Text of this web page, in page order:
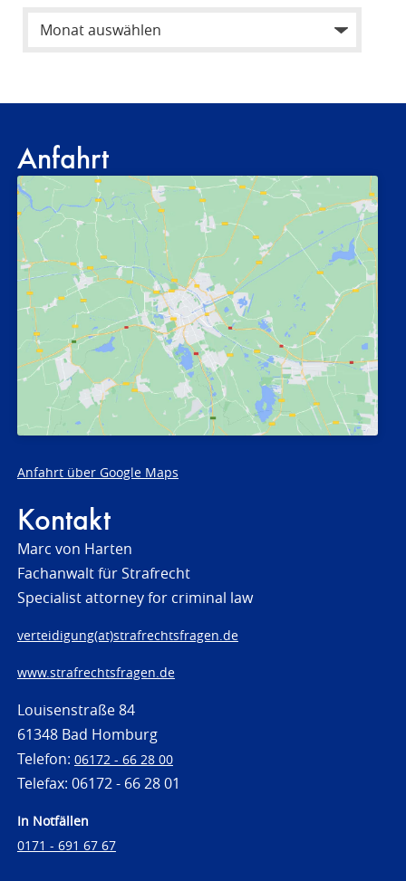
Anfahrt
Anfahrt über Google Maps
Kontakt
Marc von Harten
Fachanwalt für Strafrecht
Specialist attorney for criminal law
verteidigung(at)strafrechtsfragen.de
www.strafrechtsfragen.de
Louisenstraße 84
61348 Bad Homburg
Telefon: 06172 - 66 28 00
Telefax: 06172 - 66 28 01
In Notfällen
0171 - 691 67 67